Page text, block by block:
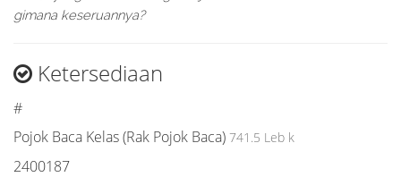
gimana keseruannya?
Ketersediaan
#
Pojok Baca Kelas (Rak Pojok Baca) 741.5 Leb k
2400187